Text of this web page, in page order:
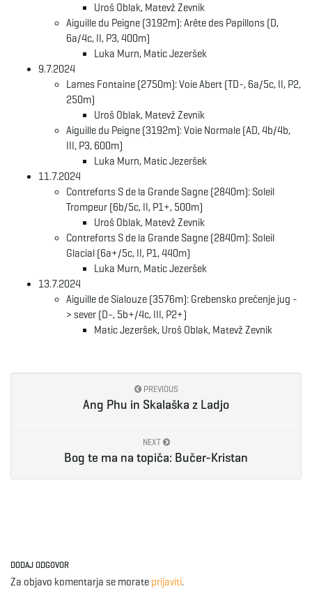
Uroš Oblak, Matevž Zevnik
Aiguille du Peigne (3192m): Arête des Papillons (D,
6a/4c, II, P3, 400m)
Luka Murn, Matic Jezeršek
9.7.2024
Lames Fontaine (2750m): Voie Abert (TD-, 6a/5c, II, P2,
250m)
Uroš Oblak, Matevž Zevnik
Aiguille du Peigne (3192m): Voie Normale (AD, 4b/4b,
III, P3, 600m)
Luka Murn, Matic Jezeršek
11.7.2024
Contreforts S de la Grande Sagne (2840m): Soleil
Trompeur (6b/5c, II, P1+, 500m)
Uroš Oblak, Matevž Zevnik
Contreforts S de la Grande Sagne (2840m): Soleil
Glacial (6a+/5c, II, P1, 440m)
Luka Murn, Matic Jezeršek
13.7.2024
Aiguille de Sialouze (3576m): Grebensko prečenje jug -
> sever (D-, 5b+/4c, III, P2+)
Matic Jezeršek, Uroš Oblak, Matevž Zevnik
PREVIOUS
Ang Phu in Skalaška z Ladjo
NEXT
Bog te ma na topiča: Bučer-Kristan
DODAJ ODGOVOR
Za objavo komentarja se morate prijaviti.